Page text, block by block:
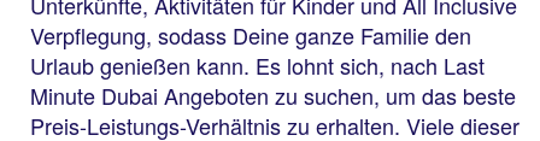
Verpflegung, sodass Deine ganze Familie den
Urlaub genießen kann. Es lohnt sich, nach Last
Minute Dubai Angeboten zu suchen, um das beste
Preis-Leistungs-Verhältnis zu erhalten. Viele dieser